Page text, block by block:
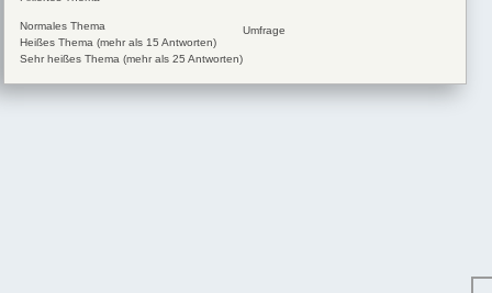
Normales Thema
Heißes Thema (mehr als 15 Antworten)
Sehr heißes Thema (mehr als 25 Antworten)
Umfrage